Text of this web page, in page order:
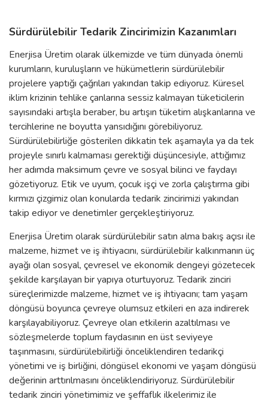
Sürdürülebilir Tedarik Zincirimizin Kazanımları
Enerjisa Üretim olarak ülkemizde ve tüm dünyada önemli
kurumların, kuruluşların ve hükümetlerin sürdürülebilir
projelere yaptığı çağrıları yakından takip ediyoruz. Küresel
iklim krizinin tehlike çanlarına sessiz kalmayan tüketicilerin
sayısındaki artışla beraber, bu artışın tüketim alışkanlarına ve
tercihlerine ne boyutta yansıdığını görebiliyoruz.
Sürdürülebilirliğe gösterilen dikkatin tek aşamayla ya da tek
projeyle sınırlı kalmaması gerektiği düşüncesiyle, attığımız
her adımda maksimum çevre ve sosyal bilinci ve faydayı
gözetiyoruz. Etik ve uyum, çocuk işçi ve zorla çalıştırma gibi
kırmızı çizgimiz olan konularda tedarik zincirimizi yakından
takip ediyor ve denetimler gerçekleştiriyoruz.
Enerjisa Üretim olarak sürdürülebilir satın alma bakış açısı ile
malzeme, hizmet ve iş ihtiyacını, sürdürülebilir kalkınmanın üç
ayağı olan sosyal, çevresel ve ekonomik dengeyi gözetecek
şekilde karşılayan bir yapıya oturtuyoruz. Tedarik zinciri
süreçlerimizde malzeme, hizmet ve iş ihtiyacını; tam yaşam
döngüsü boyunca çevreye olumsuz etkileri en aza indirerek
karşılayabiliyoruz. Çevreye olan etkilerin azaltılması ve
sözleşmelerde toplum faydasının en üst seviyeye
taşınmasını, sürdürülebilirliği önceliklendiren tedarikçi
yönetimi ve iş birliğini, döngüsel ekonomi ve yaşam döngüsü
değerinin arttırılmasını önceliklendiriyoruz. Sürdürülebilir
tedarik zinciri yönetimimiz ve şeffaflık ilkelerimiz ile